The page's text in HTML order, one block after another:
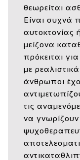
θεωρείται
Είναι συχνά
αυτοκτονίας
μείζονα
πρόκειται
με
άνθρωποι
τις
να γνωρίζουν